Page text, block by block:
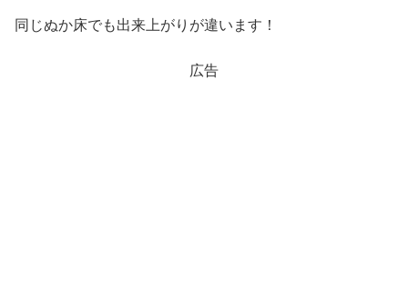
同じぬか床でも出来上がりが違います！
広告